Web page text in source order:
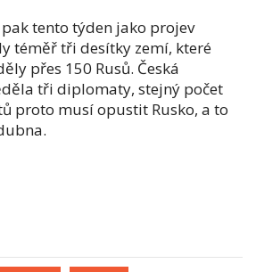
tento týden jako projev
téměř tři desítky zemí, které
přes 150 Rusů. Česká
tři diplomaty, stejný počet
proto musí opustit Rusko, a to